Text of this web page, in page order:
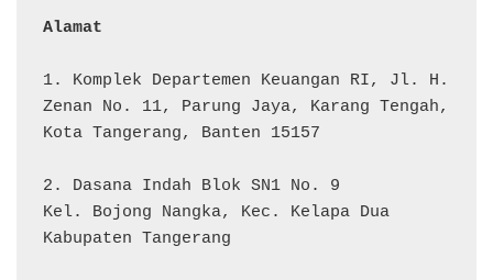
Alamat
1. Komplek Departemen Keuangan RI, Jl. H.
Zenan No. 11, Parung Jaya, Karang Tengah,
Kota Tangerang, Banten 15157
2. Dasana Indah Blok SN1 No. 9
Kel. Bojong Nangka, Kec. Kelapa Dua
Kabupaten Tangerang